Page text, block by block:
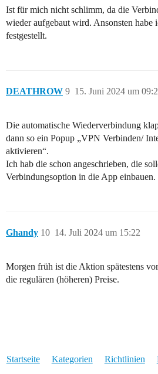
Ist für mich nicht schlimm, da die
wieder aufgebaut wird. Ansonsten habe
festgestellt.
DEATHROW 15. Juni 2024 um
9
Die automatische Wiederverbindung
dann so ein Popup „VPN Verbinden/
aktivieren“.
Ich hab die schon angeschrieben, die
Verbindungsoption in die App einbauen.
Ghandy 14. Juli 2024 um 15:22
10
Morgen früh ist die Aktion spätestens
die regulären (höheren) Preise.
Startseite Kategorien Richtlinien